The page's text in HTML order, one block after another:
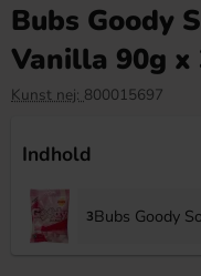
Bubs Goody
Vanilla 90g x
Kunst nej: 800015697
Indhold
3Bubs Goody